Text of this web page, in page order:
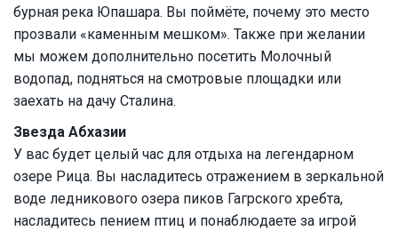
бурная река Юпашара. Вы поймёте, почему это место
прозвали «каменным мешком». Также при желании
мы можем дополнительно посетить Молочный
водопад, подняться на смотровые площадки или
заехать на дачу Сталина.
Звезда Абхазии
У вас будет целый час для отдыха на легендарном
озере Рица. Вы насладитесь отражением в зеркальной
воде ледникового озера пиков Гагрского хребта,
насладитесь пением птиц и понаблюдаете за игрой